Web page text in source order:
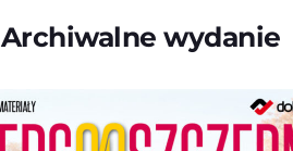
Archiwalne wydanie